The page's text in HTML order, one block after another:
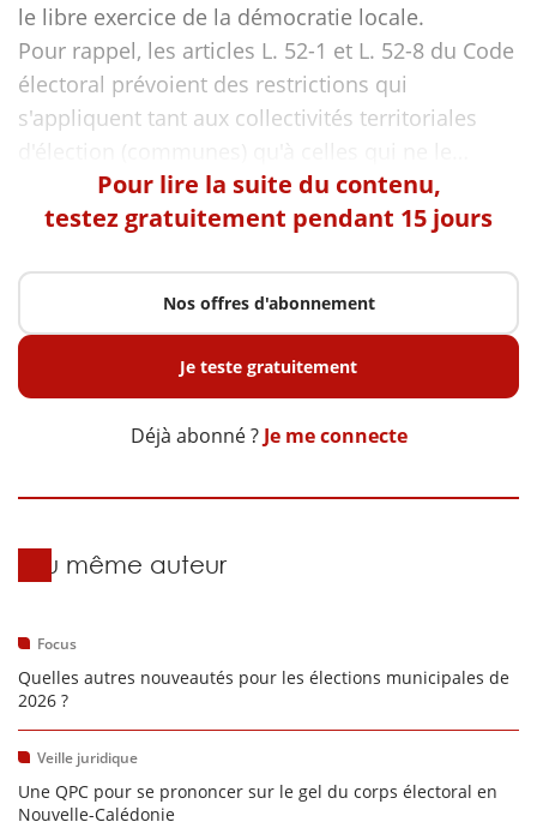
le libre exercice de la démocratie locale.
Pour rappel, les articles L. 52-1 et L. 52-8 du Code
électoral prévoient des restrictions qui
s'appliquent tant aux collectivités territoriales
Pour lire la suite du contenu,
testez gratuitement pendant 15 jours
Nos offres d'abonnement
Je teste gratuitement
Déjà abonné ? Je me connecte
Du même auteur
Focus
Quelles autres nouveautés pour les élections municipales de
2026 ?
Veille juridique
Une QPC pour se prononcer sur le gel du corps électoral en
Nouvelle-Calédonie